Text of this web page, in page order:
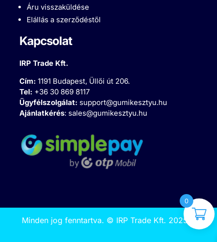
Áru visszaküldése
Elállás a szerződéstől
Kapcsolat
IRP Trade Kft.
Cím:1191 Budapest, Üllői út 206.
Tel: +36 30 869 8117
Ügyfélszolgálat: support@gumikesztyu.hu
Ajánlatkérés: sales@gumikesztyu.hu
Minden jog fenntartva. © IRP Trade Kft. 2025
0